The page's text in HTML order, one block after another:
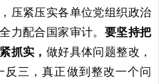
压紧压实各单位党组织政治
力配合国家审计。 要坚持把
抓实， 做好具体问题整改，
三，真正做到整改一个问